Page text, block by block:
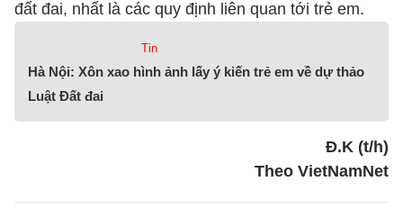
đất đai, nhất là các quy định liên quan tới trẻ em.
Tin
Hà Nội: Xôn xao hình ảnh lấy ý kiến trẻ em về dự thảo
Luật Đất đai
Đ.K (t/h)
Theo VietNamNet